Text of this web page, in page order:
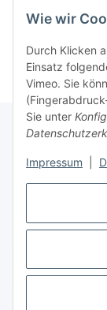
Wie wir
Durch Klicken
Einsatz
Vimeo. Sie
Sie unter
Impressum
Passwort
Informationen
Gesetzliche
* Alle Preise inkl.